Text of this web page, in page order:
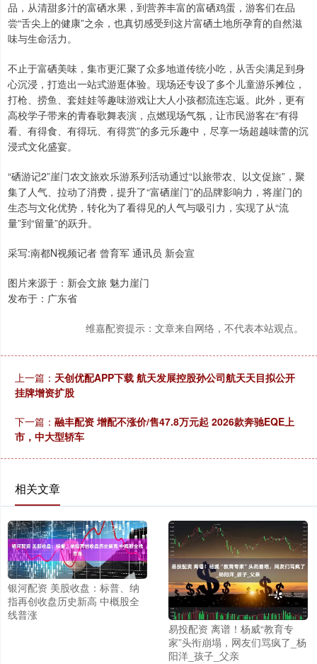
品，从清甜多汁的富硒水果，到营养丰富的富硒鸡蛋，游客们在品
尝“舌尖上的健康”之余，也真切感受到这片富硒土地所孕育的自然滋
味与生命活力。
不止于富硒美味，集市更汇聚了众多地道传统小吃，从舌尖满足到身
心沉浸，打造出一站式游逛体验。现场还专设了多个儿童游乐摊位，
打枪、捞鱼、套娃娃等趣味游戏让大人小孩都流连忘返。此外，更有
高校学子带来的青春歌舞表演，点燃现场气氛，让市民游客在“有得
看、有得食、有得玩、有得赏”的多元乐趣中，尽享一场超越味蕾的沉
浸式文化盛宴。
“硒游记2”崖门农文旅欢乐游系列活动通过“以旅带农、以文促旅”，聚
集了人气、拉动了消费，提升了“富硒崖门”的品牌影响力，将崖门的
生态与文化优势，转化为了看得见的人气与吸引力，实现了从“流
量”到“留量”的跃升。
采写:南都N视频记者 曾育军 通讯员 新会宣
图片来源于：新会文旅 魅力崖门
发布于：广东省
维嘉配资提示：文章来自网络，不代表本站观点。
上一篇： 天创优配APP下载 航天发展控股孙公司航天天目拟公开
挂牌增资扩股
下一篇： 融丰配资 增配不涨价/售47.8万元起 2026款奔驰EQE上
市，中大型轿车
相关文章
银河配资 美股收盘：标普、纳
指再创收盘历史新高 中概股全
线普涨
易投配资 离谱！杨威“教育专
家”头衔崩塌，网友们骂疯了_杨
阳洋_孩子_父亲